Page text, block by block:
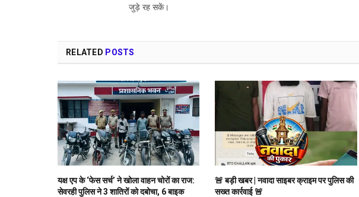
जुड़े रह सकें।
RELATED POSTS
यक्ष एप के ‘फेस सर्च’ ने खोला वाहन चोरों का राज:
सेवरही पुलिस ने 3 शातिरों को दबोचा, 6 बाइक
🚨 बड़ी खबर | नवादा साइबर क्राइम पर पुलिस की
सख्त कार्रवाई 🚨